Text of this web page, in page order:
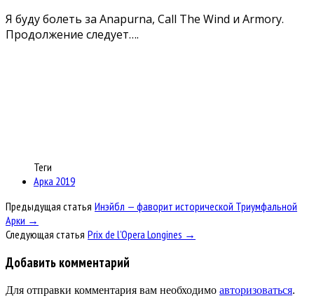
Я буду болеть за Anapurna, Call The Wind и Armory.
Продолжение следует….
Теги
Арка 2019
Предыдущая статья Инэйбл — фаворит исторической Триумфальной
Арки →
Следующая статья Prix de l’Opera Longines →
Добавить комментарий
Для отправки комментария вам необходимо авторизоваться.